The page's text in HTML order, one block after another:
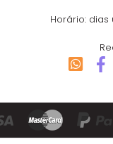
Horário: dias